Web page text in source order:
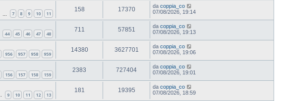
7 8 9 10 11
158 17370 da coppia_co
07/08/2026, 19:14
44 45 46 47 48
711 57851 da coppia_co
07/08/2026, 19:13
956 957 958 959
14380 3627701 da coppia_co
07/08/2026, 19:06
156 157 158 159
2383 727404 da coppia_co
07/08/2026, 19:01
9 10 11 12 13
181 19395 da coppia_co
07/08/2026, 18:59